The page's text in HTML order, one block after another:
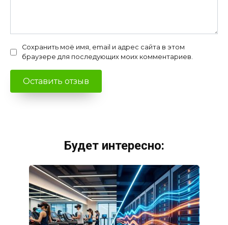
Сохранить моё имя, email и адрес сайта в этом
браузере для последующих моих комментариев.
Будет интересно: